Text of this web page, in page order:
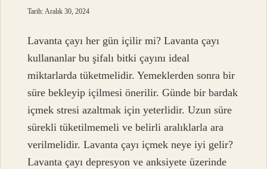
Tarih: Aralık 30, 2024
Lavanta çayı her gün içilir mi? Lavanta çayı
kullananlar bu şifalı bitki çayını ideal
miktarlarda tüketmelidir. Yemeklerden sonra bir
süre bekleyip içilmesi önerilir. Günde bir bardak
içmek stresi azaltmak için yeterlidir. Uzun süre
sürekli tüketilmemeli ve belirli aralıklarla ara
verilmelidir. Lavanta çayı içmek neye iyi gelir?
Lavanta çayı depresyon ve anksiyete üzerinde